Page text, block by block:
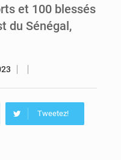
et 100 blessés
du Sénégal,
Tweetez!